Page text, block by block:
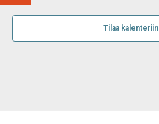
Tilaa kalenteriin